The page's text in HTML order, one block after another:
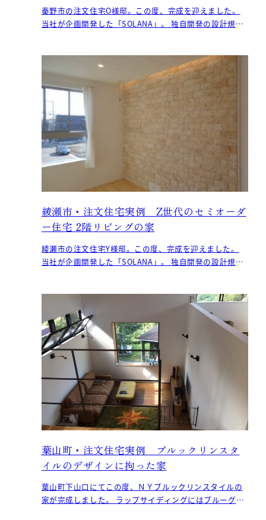
秦野市の注文住宅O様邸。この度、完成を迎えました。
当社が企画開発した「SOLANA」。 独自開発の設計規則
綾瀬市・注文住宅実例 Z世代のセミオーダ
ー住宅 2階リビングの家
綾瀬市の注文住宅Y様邸。この度、完成を迎えました。
当社が企画開発した「SOLANA」。 独自開発の設計規則
葉山町・注文住宅実例 ブルックリンスタ
イルのデザインに拘った家
葉山町下山口にてこの度、ＮＹブルックリンスタイルの
家が完成しました。 ラップサイディングにはブルーグレ